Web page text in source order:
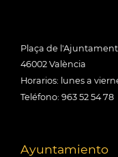
Plaça de l'Ajuntament
46002 València
Horarios: lunes a
Teléfono: 963 52 54 78
Ayuntamiento